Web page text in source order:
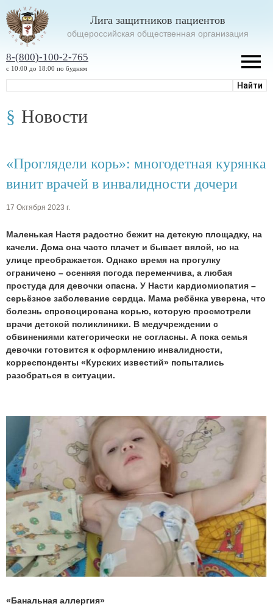
Лига защитников пациентов
oбщероссийская общественная организация
8-(800)-100-2-765
с 10:00 до 18:00 по будням
Новости
«Проглядели корь»: многодетная курянка
винит врачей в инвалидности дочери
17 Октября 2023 г.
Маленькая Настя радостно бежит на детскую площадку, на
качели. Дома она часто плачет и бывает вялой, но на
улице преображается. Однако время на прогулку
ограничено – осенняя погода переменчива, а любая
простуда для девочки опасна. У Насти кардиомиопатия –
серьёзное заболевание сердца. Мама ребёнка уверена, что
болезнь спровоцирована корью, которую просмотрели
врачи детской поликлиники. В медучреждении с
обвинениями категорически не согласны. А пока семья
девочки готовится к оформлению инвалидности,
корреспонденты «Курских известий» попытались
разобраться в ситуации.
«Банальная аллергия»